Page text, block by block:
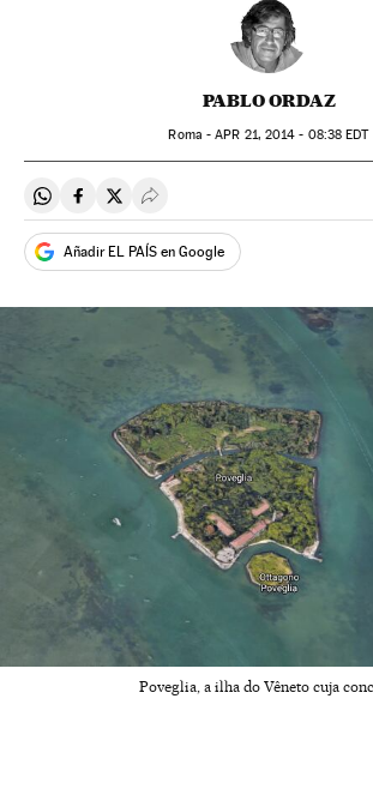
PABLO ORDAZ
Roma -APR 21, 2014 - 08:38 EDT
Compartir en Whatsapp
Compartir en Facebook
Compartir en Twitter
Desplegar Redes Sociales
Añadir EL PAÍS en Google
Poveglia, a ilha do Vêneto cuja